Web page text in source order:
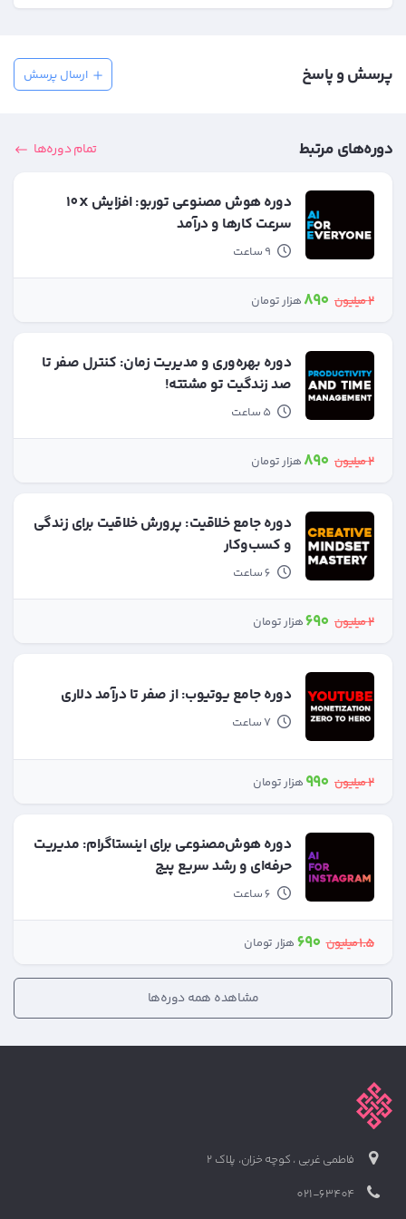
پرسش و پاسخ ارسال پرسش
دوره‌های مرتبط تمام دوره‌ها
دوره هوش مصنوعی توربو: افزایش 10X
سرعت کارها و درآمد
9 ساعت
2میلیون 890 هزار تومان
دوره بهره‌وری و مدیریت زمان: کنترل صفر تا
صد زندگیت تو مشتته!
5 ساعت
2میلیون 890 هزار تومان
دوره جامع خلاقیت: پرورش خلاقیت برای زندگی
و کسب‌وکار
6 ساعت
2میلیون 690هزار تومان
دوره جامع یوتیوب: از صفر تا درآمد دلاری
7 ساعت
2میلیون 990 هزار تومان
دوره هوش‌مصنوعی برای اینستاگرام: مدیریت
حرفه‌ای و رشد سریع پیج
6 ساعت
1.5میلیون 690 هزار تومان
مشاهده همه دوره‌ها
فاطمی غربی ، کوچه خزان، پلاک 2
021-63404